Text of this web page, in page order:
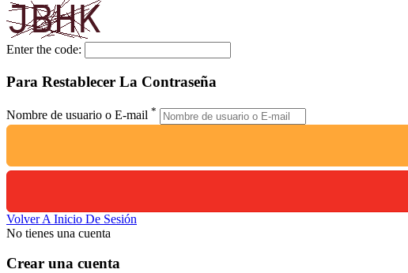
Enter the code:
Para Restablecer La Contraseña
Nombre de usuario o E-mail *
Volver A Inicio De Sesión
No tienes una cuenta
Crear una cuenta